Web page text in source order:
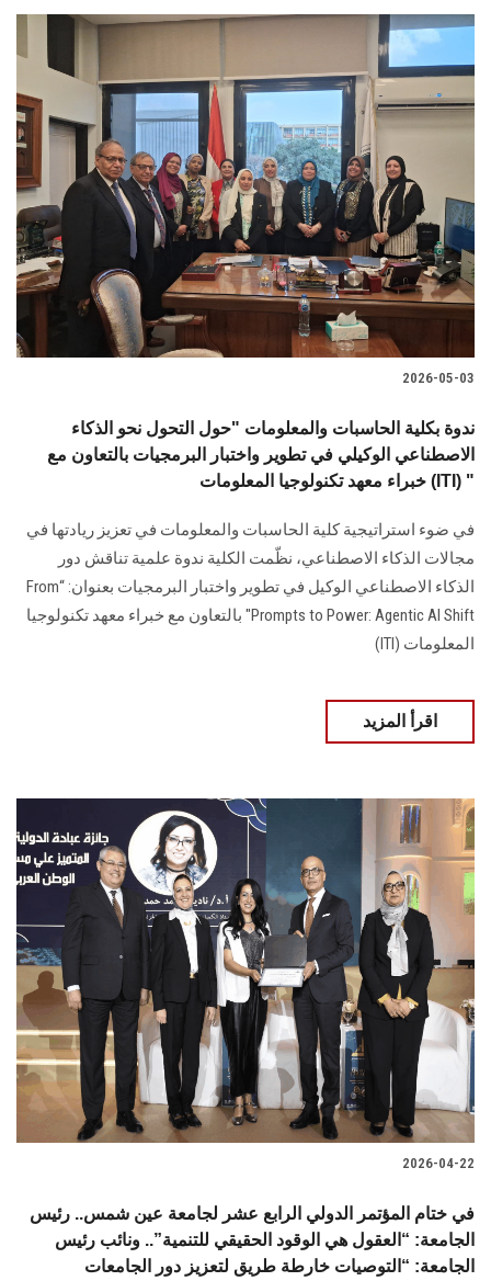
2026-05-03
ندوة بكلية الحاسبات والمعلومات "حول التحول نحو الذكاء
الاصطناعي الوكيلي في تطوير واختبار البرمجيات بالتعاون مع
خبراء معهد تكنولوجيا المعلومات (ITI) "
في ضوء استراتيجية كلية الحاسبات والمعلومات في تعزيز ريادتها في
مجالات الذكاء الاصطناعي، نظّمت الكلية ندوة علمية تناقش دور
الذكاء الاصطناعي الوكيل في تطوير واختبار البرمجيات بعنوان: “From
Prompts to Power: Agentic AI Shift" بالتعاون مع خبراء معهد تكنولوجيا
المعلومات (ITI)
اقرأ المزيد
2026-04-22
في ختام المؤتمر الدولي الرابع عشر لجامعة عين شمس.. رئيس
الجامعة: “العقول هي الوقود الحقيقي للتنمية”.. ونائب رئيس
الجامعة: “التوصيات خارطة طريق لتعزيز دور الجامعات